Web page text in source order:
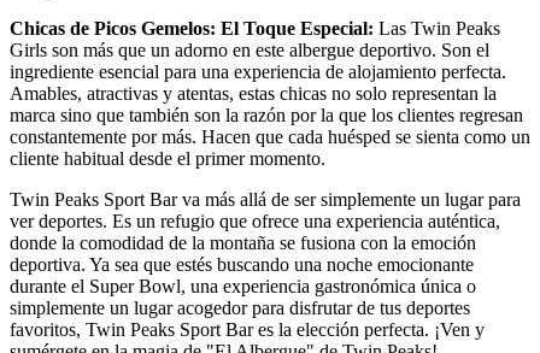
Chicas de Picos Gemelos: El Toque Especial: Las Twin Peaks
Girls son más que un adorno en este albergue deportivo. Son el
ingrediente esencial para una experiencia de alojamiento perfecta.
Amables, atractivas y atentas, estas chicas no solo representan la
marca sino que también son la razón por la que los clientes regresan
constantemente por más. Hacen que cada huésped se sienta como un
cliente habitual desde el primer momento.
Twin Peaks Sport Bar va más allá de ser simplemente un lugar para
ver deportes. Es un refugio que ofrece una experiencia auténtica,
donde la comodidad de la montaña se fusiona con la emoción
deportiva. Ya sea que estés buscando una noche emocionante
durante el Super Bowl, una experiencia gastronómica única o
simplemente un lugar acogedor para disfrutar de tus deportes
favoritos, Twin Peaks Sport Bar es la elección perfecta. ¡Ven y